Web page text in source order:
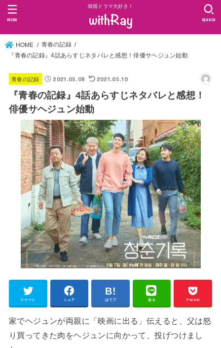
韓国ドラマ大好き！
SEARCH
MENU
HOME
青春の記録
『青春の記録』4話あらすじネタバレと感想！俳優サヘジュン始動
青春の記録 2021.05.08 2021.05.10
『青春の記録』4話あらすじネタバレと感想！
俳優サヘジュン始動
ツイート シェア はてブ 送る Pocket
家でヘジュンが両親に「映画に出る」伝えると、父は怒
り買ってきた肉をヘジュンに向かって、投げつけまし